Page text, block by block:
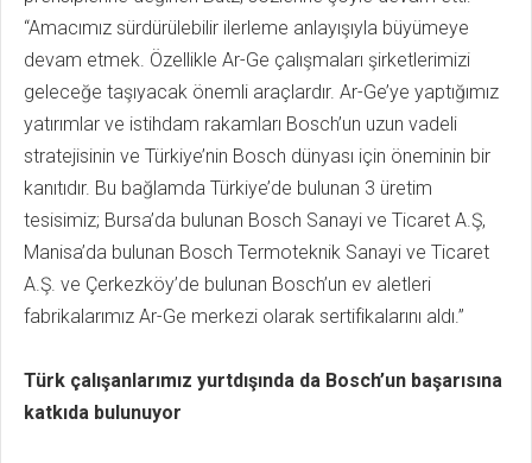
“Amacımız sürdürülebilir ilerleme anlayışıyla büyümeye
devam etmek. Özellikle Ar-Ge çalışmaları şirketlerimizi
geleceğe taşıyacak önemli araçlardır. Ar-Ge’ye yaptığımız
yatırımlar ve istihdam rakamları Bosch’un uzun vadeli
stratejisinin ve Türkiye’nin Bosch dünyası için öneminin bir
kanıtıdır. Bu bağlamda Türkiye’de bulunan 3 üretim
tesisimiz; Bursa’da bulunan Bosch Sanayi ve Ticaret A.Ş,
Manisa’da bulunan Bosch Termoteknik Sanayi ve Ticaret
A.Ş. ve Çerkezköy’de bulunan Bosch’un ev aletleri
fabrikalarımız Ar-Ge merkezi olarak sertifikalarını aldı.”
Türk çalışanlarımız yurtdışında da Bosch’un başarısına
katkıda bulunuyor